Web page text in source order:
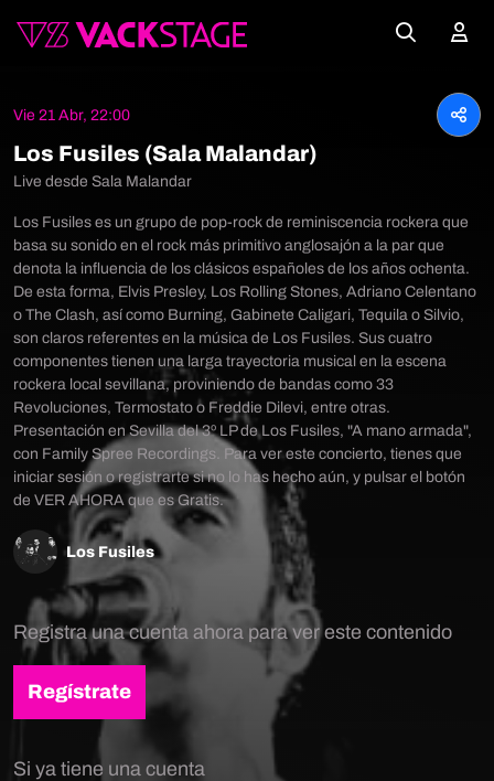
Vie 21 Abr, 22:00
Los Fusiles (Sala Malandar)
Live desde Sala Malandar
Los Fusiles es un grupo de pop-rock de reminiscencia rockera que
basa su sonido en el rock más primitivo anglosajón a la par que
denota la influencia de los clásicos españoles de los años ochenta.
De esta forma, Elvis Presley, Los Rolling Stones, Adriano Celentano
o The Clash, así como Burning, Gabinete Caligari, Tequila o Silvio,
son claros referentes en la música de Los Fusiles. Sus cuatro
componentes tienen una larga trayectoria musical en la escena
rockera local sevillana, proviniendo de bandas como 33
Revoluciones, Termostato o Freddie Dilevi, entre otras.
Presentación en Sevilla del 3º LP de Los Fusiles, "A mano armada",
con Family Spree Recordings. Para ver este concierto, tienes que
iniciar sesión o registrarte si no lo has hecho aún, y pulsar el botón
de VER AHORA que es Gratis.
Los Fusiles
Registra una cuenta ahora para ver este contenido
Regístrate
Si ya tiene una cuenta